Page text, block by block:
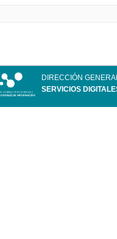
DIRECCIÓN
SERVICIOS